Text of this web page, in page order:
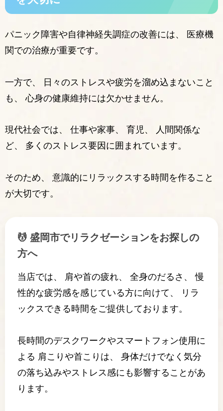
パニック障害や自律神経失調症の改善には、 医療機
関での治療が重要です。
一方で、 日々のストレスや疲労を溜め込まないこと
も、 心身の健康維持には欠かせません。
現代社会では、 仕事や家事、 育児、 人間関係な
ど、 多くのストレス要因に囲まれています。
そのため、 意識的にリラックスする時間を作ること
が大切です。
💆 盛岡市でリラクゼーションをお探しの
方へ
当店では、 肩や首の疲れ、 全身のだるさ、 慢
性的な疲労感を感じている方に向けて、 リラ
ックスできる時間をご提供しております。
長時間のデスクワークやスマートフォン使用に
よる 肩こりや首こりは、 身体だけでなく気分
の落ち込みやストレス感にも影響することがあ
ります。